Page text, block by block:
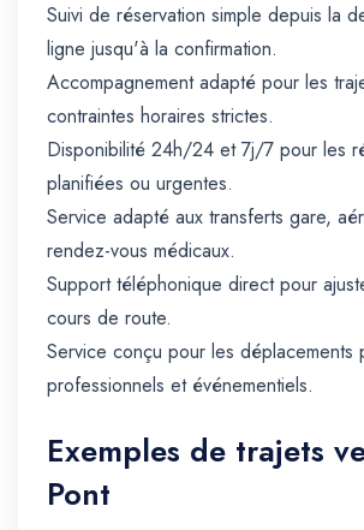
Suivi de réservation simple depuis la
ligne jusqu'à la confirmation.
Accompagnement adapté pour les
contraintes horaires strictes.
Disponibilité 24h/24 et 7j/7 pour les
planifiées ou urgentes.
Service adapté aux transferts gare,
rendez-vous médicaux.
Support téléphonique direct pour
cours de route.
Service conçu pour les déplacements
professionnels et événementiels.
Exemples de trajets
Pont